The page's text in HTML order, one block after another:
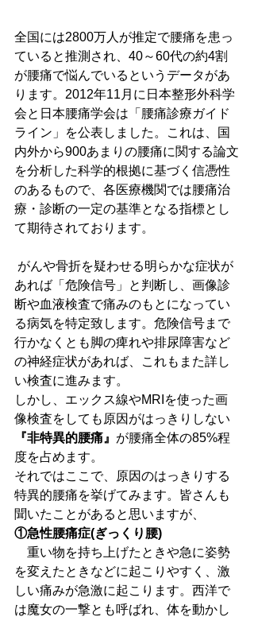
全国には2800万人が推定で腰痛を患っ
ていると推測され、40～60代の約4割
が腰痛で悩んでいるというデータがあ
ります。2012年11月に日本整形外科学
会と日本腰痛学会は「腰痛診療ガイド
ライン」を公表しました。これは、国
内外から900あまりの腰痛に関する論文
を分析した科学的根拠に基づく信憑性
のあるもので、各医療機関では腰痛治
療・診断の一定の基準となる指標とし
て期待されております。
あれば「危険信号」と判断し、画像診
断や血液検査で痛みのもとになってい
る病気を特定致します。危険信号まで
行かなくとも脚の痺れや排尿障害など
の神経症状があれば、これもまた詳し
い検査に進みます。
しかし、エックス線やMRIを使った画
像検査をしても原因がはっきりしない
『非特異的腰痛』 が腰痛全体の85%程
度を占めます。
それではここで、原因のはっきりする
特異的腰痛を挙げてみます。皆さんも
聞いたことがあると思いますが、
①急性腰痛症(ぎっくり腰)
重い物を持ち上げたときや急に姿勢
を変えたときなどに起こりやすく、激
しい痛みが急激に起こります。西洋で
は魔女の一撃とも呼ばれ、体を動かし